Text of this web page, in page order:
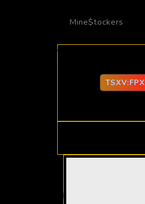
Mine$tockers
TSXV:FPX